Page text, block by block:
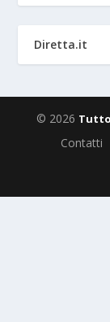
Diretta.it
© 2026
Contatti